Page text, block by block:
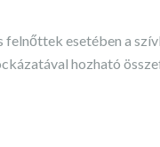
esetében a
hozható